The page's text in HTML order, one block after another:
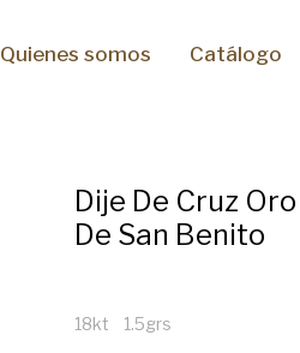
Quienes somos Catálogo
Dije De Cruz
De San Benito
18kt 1.5grs